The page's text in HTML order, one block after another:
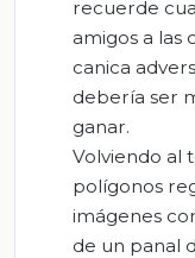
recuerde
amigos a las
canica
debería ser
ganar.
Volviendo al
polígonos
imágenes
de un panal